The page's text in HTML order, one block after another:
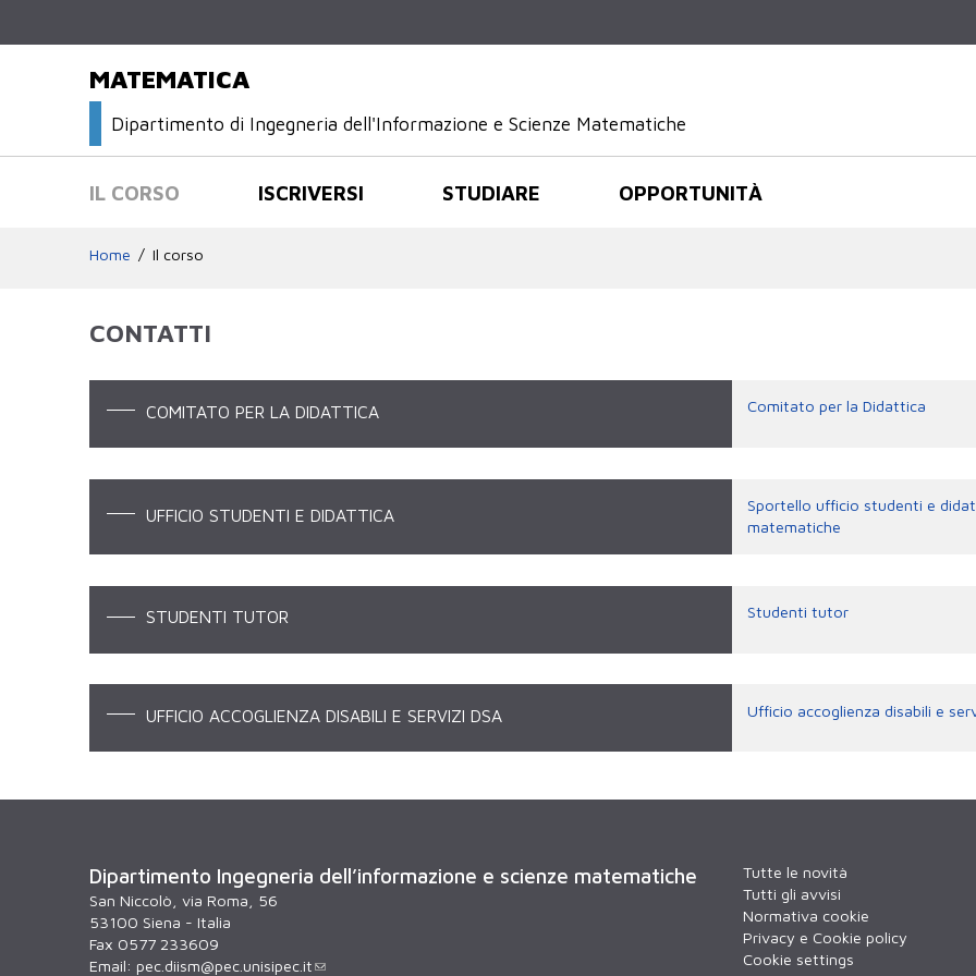
MATEMATICA
Dipartimento di Ingegneria dell'Informazione e Scienze Matematiche
IL CORSO ISCRIVERSI STUDIARE OPPORTUNITÀ
Home Il corso
CONTATTI
COMITATO PER LA DIDATTICA Comitato per la Didattica
UFFICIO STUDENTI E DIDATTICA
Sportello ufficio studenti e
matematiche
STUDENTI TUTOR Studenti tutor
UFFICIO ACCOGLIENZA DISABILI E SERVIZI DSA Ufficio accoglienza disabili e
Dipartimento Ingegneria dell’informazione e scienze matematiche
San Niccolò, via Roma, 56
53100 Siena - Italia
Fax 0577 233609
Email: pec.diism@pec.unisipec.it
Tutte le novità
Tutti gli avvisi
Normativa cookie
Privacy e Cookie policy
Cookie settings